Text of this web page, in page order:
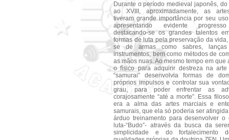
Durante o período medieval japonês, do
ao XVIII, aproximadamente, as
tiveram grande importância por seu
apresentando evidente
destacando-se os grandes talentos
formas de luta pela preservação da
se de armas como sabres,
instrumentos, bem como métodos de
as mãos nuas. Ao mesmo tempo em que
o físico para adquirir destreza na
“samurai” desenvolvia formas de
próprios impulsos e controlar sua
grau, para poder enfrentar as
corajosamente “até a morte”. Essa
era a alma das artes marciais e
samurais, que ela só poderia ser
árduo treinamento para desenvolver o
luta-“Budo”- através da busca da
simplicidade e do fortalecimento